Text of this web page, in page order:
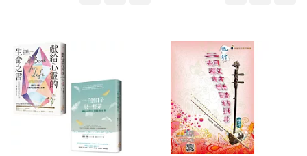
潘曉靜(3) 王可樂日語(3)
王韡(3) 田臨斌（老黑）(3)
程偉（主編）(3)
中國社會出版社(7)
吉林出版集團有限責任公司(7)
大霹靂(7) 如果出版社(7)